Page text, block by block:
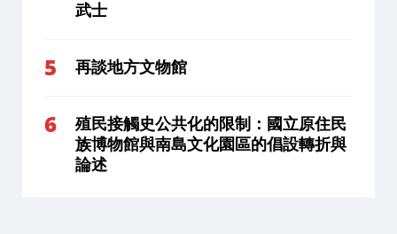
武士
再談地方文物館
殖民接觸史公共化的限制：國立原住民
族博物館與南島文化園區的倡設轉折與
論述